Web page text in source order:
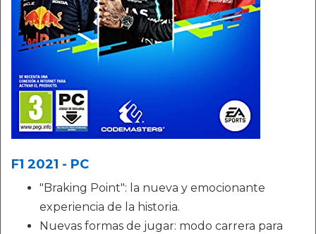
F1 2021 - PC
"Braking Point": la nueva y emocionante
experiencia de la historia.
Nuevas formas de jugar: modo carrera para